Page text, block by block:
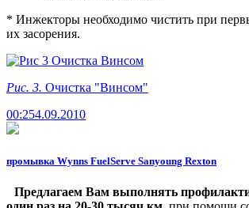
* Инжекторы необходимо чистить при
их засорения.
Рис. 3. Очистка "Винсом"
00:254.09.2010
промывка Wynns FuelServe Sanyoung Rexton
Предлагаем Вам выполнять